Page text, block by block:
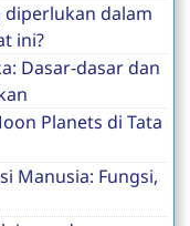
diperlukan dalam
ini?
Dasar-dasar dan
Planets di Tata
Manusia: Fungsi,